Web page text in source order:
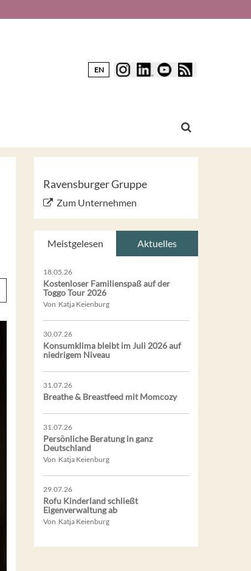
EN
Ravensburger Gruppe
Zum Unternehmen
Meistgelesen Aktuelles
18.05.26
Kostenloser Familienspaß auf der
Toggo Tour 2026
Von Katja Keienburg
30.07.26
Konsumklima bleibt im Juli 2026 auf
niedrigem Niveau
31.07.26
Breathe & Breastfeed mit Momcozy
31.07.26
Persönliche Beratung in ganz
Deutschland
Von Katja Keienburg
29.07.26
Rofu Kinderland schließt
Eigenverwaltung ab
Von Katja Keienburg